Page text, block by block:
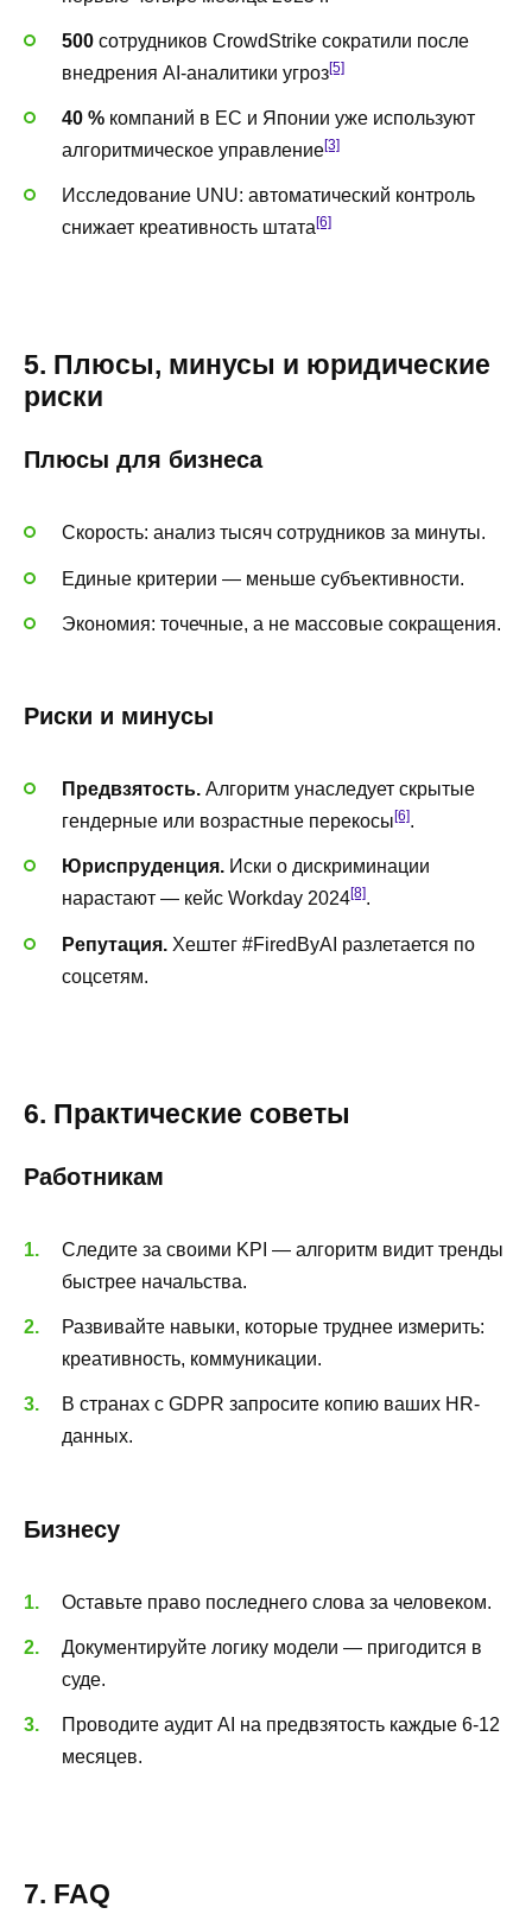
500 сотрудников CrowdStrike сократили после
внедрения AI-аналитики угроз[5]
40 % компаний в ЕС и Японии уже используют
алгоритмическое управление[3]
Исследование UNU: автоматический контроль
снижает креативность штата[6]
5. Плюсы, минусы и юридические
риски
Плюсы для бизнеса
Скорость: анализ тысяч сотрудников за минуты.
Единые критерии — меньше субъективности.
Экономия: точечные, а не массовые сокращения.
Риски и минусы
Предвзятость. Алгоритм унаследует скрытые
гендерные или возрастные перекосы[6].
Юриспруденция. Иски о дискриминации
нарастают — кейс Workday 2024[8].
Репутация. Хештег #FiredByAI разлетается по
соцсетям.
6. Практические советы
Работникам
Следите за своими KPI — алгоритм видит тренды
быстрее начальства.
Развивайте навыки, которые труднее измерить:
креативность, коммуникации.
В странах с GDPR запросите копию ваших HR-
данных.
Бизнесу
Оставьте право последнего слова за человеком.
Документируйте логику модели — пригодится в
суде.
Проводите аудит AI на предвзятость каждые 6-12
месяцев.
7. FAQ